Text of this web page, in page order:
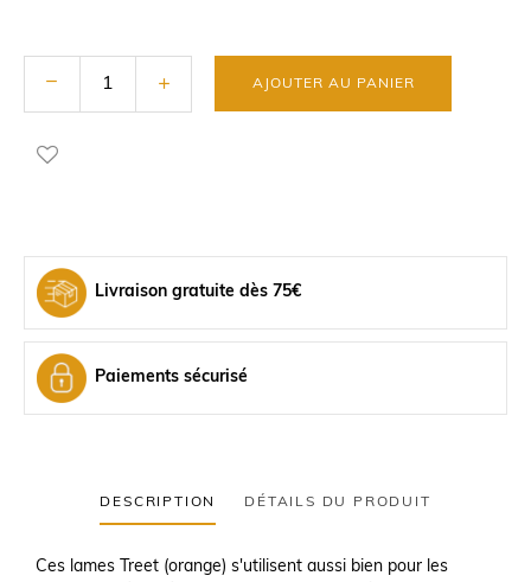
AJOUTER AU PANIER
Livraison gratuite dès 75€
Paiements sécurisé
DESCRIPTION DÉTAILS DU PRODUIT
Ces lames Treet (orange) s'utilisent aussi bien pour les